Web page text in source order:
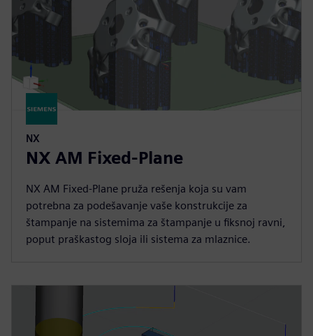
NX
NX AM Fixed-Plane
NX AM Fixed-Plane pruža rešenja koja su vam
potrebna za podešavanje vaše konstrukcije za
štampanje na sistemima za štampanje u fiksnoj ravni,
poput praškastog sloja ili sistema za mlaznice.